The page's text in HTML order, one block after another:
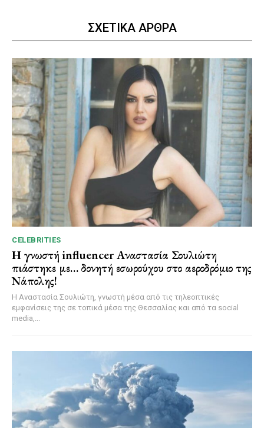
ΣΧΕΤΙΚΑ ΑΡΘΡΑ
CELEBRITIES
Η γνωστή influencer Αναστασία Σουλιώτη
πιάστηκε με… δονητή εσωρούχου στο αεροδρόμιο της
Νάπολης!
Η Αναστασία Σουλιώτη, γνωστή μέσα από τις τηλεοπτικές
εμφανίσεις της σε τοπικά μέσα της Θεσσαλίας και από τα social
media,...